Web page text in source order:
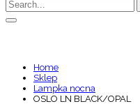
Home
Sklep
Lampka nocna
OSLO LN BLACK/OPAL